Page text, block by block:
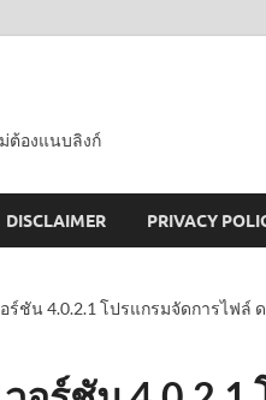
ต้องแนบลิงก์
DISCLAIMER PRIVACY
อร์ชัน 4.0.2.1 โปรแกรมจัดการไฟล์